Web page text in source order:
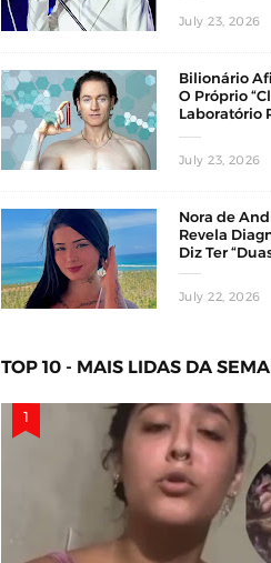
July 23, 2026
Bilionário
O Próprio
Laboratório
July 23, 2026
Nora de
Revela
Diz Ter
July 22, 2026
TOP 10 - MAIS LIDAS DA